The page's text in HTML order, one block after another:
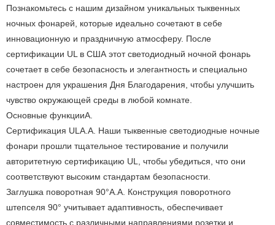
Познакомьтесь с нашим дизайном уникальных тыквенных
ночных фонарей, которые идеально сочетают в себе
инновационную и праздничную атмосферу. После
сертификации UL в США этот светодиодный ночной фонарь
сочетает в себе безопасность и элегантность и специально
настроен для украшения Дня Благодарения, чтобы улучшить
чувство окружающей среды в любой комнате.
Основные функцииА.
Сертификация UL А.А. Наши тыквенные светодиодные ночные
фонари прошли тщательное тестирование и получили
авторитетную сертификацию UL, чтобы убедиться, что они
соответствуют высоким стандартам безопасности.
Заглушка поворотная 90°А.А. Конструкция поворотного
штепселя 90° учитывает адаптивность, обеспечивает
совместимость с различными направлениями розетки и